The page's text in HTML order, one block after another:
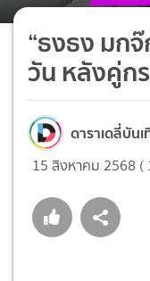
“ธงธง มก
วัน หลังคู่
ดาราเดลี่บันเ
15 สิงหาคม 2568 (